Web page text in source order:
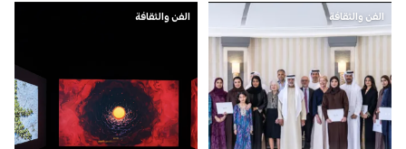
الفن والثقافة الفن والثقافة